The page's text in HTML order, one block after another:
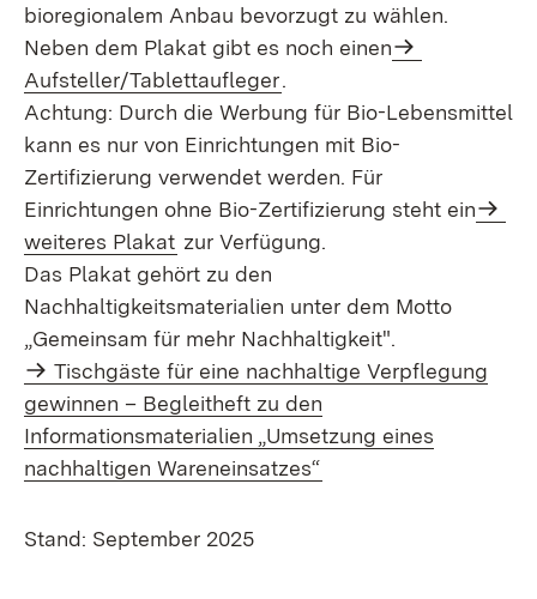
bioregionalem Anbau bevorzugt zu wählen.
Neben dem Plakat gibt es noch einen
Aufsteller/Tablettaufleger.
Achtung: Durch die Werbung für Bio-Lebensmittel
kann es nur von Einrichtungen mit Bio-
Zertifizierung verwendet werden. Für
Einrichtungen ohne Bio-Zertifizierung steht ein
weiteres Plakat zur Verfügung.
Das Plakat gehört zu den
Nachhaltigkeitsmaterialien unter dem Motto
„Gemeinsam für mehr Nachhaltigkeit".
Tischgäste für eine nachhaltige Verpflegung
gewinnen – Begleitheft zu den
Informationsmaterialien „Umsetzung eines
nachhaltigen Wareneinsatzes“
Stand: September 2025